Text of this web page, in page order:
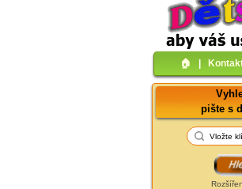
🏠︎
pište s